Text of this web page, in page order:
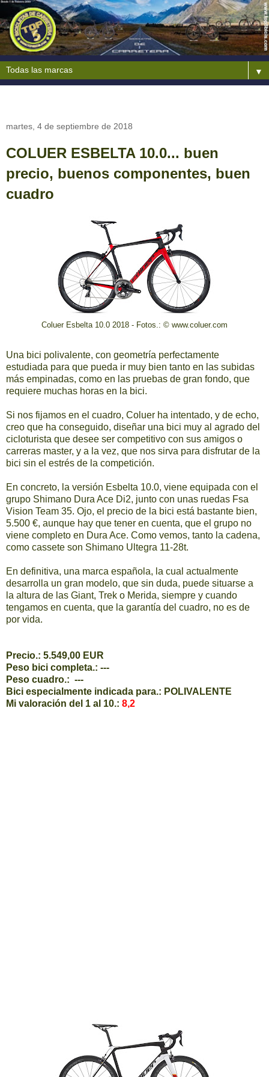
▼
martes, 4 de septiembre de 2018
COLUER ESBELTA 10.0... buen
precio, buenos componentes, buen
cuadro
Coluer Esbelta 10.0 2018 - Fotos.: © www.coluer.com
Una bici polivalente, con geometría perfectamente
estudiada para que pueda ir muy bien tanto en las subidas
más empinadas, como en las pruebas de gran fondo, que
requiere muchas horas en la bici.
Si nos fijamos en el cuadro, Coluer ha intentado, y de echo,
creo que ha conseguido, diseñar una bici muy al agrado del
cicloturista que desee ser competitivo con sus amigos o
carreras master, y a la vez, que nos sirva para disfrutar de la
bici sin el estrés de la competición.
En concreto, la versión Esbelta 10.0, viene equipada con el
grupo Shimano Dura Ace Di2, junto con unas ruedas Fsa
Vision Team 35. Ojo, el precio de la bici está bastante bien,
5.500 €, aunque hay que tener en cuenta, que el grupo no
viene completo en Dura Ace. Como vemos, tanto la cadena,
como cassete son Shimano Ultegra 11-28t.
En definitiva, una marca española, la cual actualmente
desarrolla un gran modelo, que sin duda, puede situarse a
la altura de las Giant, Trek o Merida, siempre y cuando
tengamos en cuenta, que la garantía del cuadro, no es de
por vida.
Precio.: 5.549,00 EUR
Peso bici completa.: ---
Peso cuadro.: ---
Bici especialmente indicada para.: POLIVALENTE
Mi valoración del 1 al 10.: 8,2